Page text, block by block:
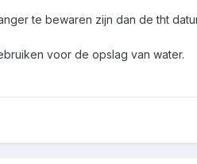
te bewaren zijn dan de tht
voor de opslag van water.